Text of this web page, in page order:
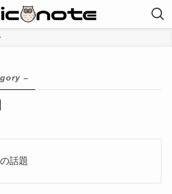
–
話題